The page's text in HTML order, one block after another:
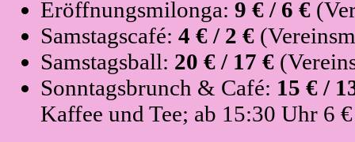
Eröffnungsmilonga: 9 € / 6 €
Samstagscafé: 4 € / 2 €
Samstagsball: 20 € / 17 €
Sonntagsbrunch & Café: 15 € /
Kaffee und Tee; ab 15:30 Uhr 6 €